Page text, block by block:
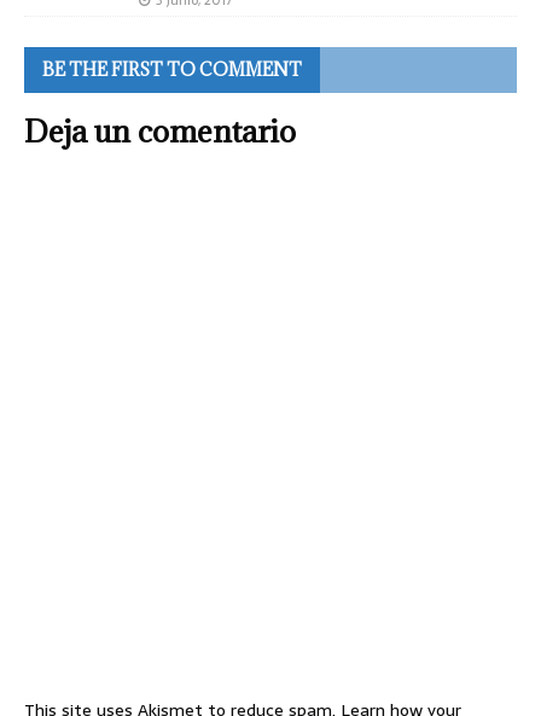
BE THE FIRST TO COMMENT
Deja un comentario
This site uses Akismet to reduce spam. Learn how your